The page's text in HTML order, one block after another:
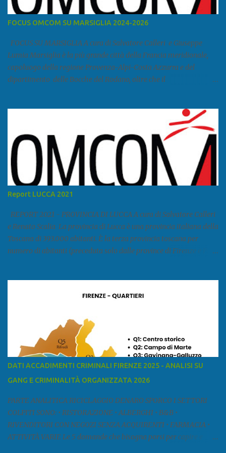
FOCUS OMCOM SU MARSIGLIA 2024-2026
FOCUS SU MARSIGLIA A cura di Salvatore Calleri e Giuseppe
Lumia Marsiglia è la più grande città della Francia meridionale,
capoluogo della regione Provenza-Alpi-Costa Azzurra e del
dipartimento delle Bocche del Rodano, oltre che il
come area metropolitana. Studiare quanto succede a Marsiglia è
molto importante per la geopolitica narcomafiosa perché
Marsiglia ha il porto in asse con la Corsica, Genova, Livorno e
Napoli e le banlieu gemellate con le periferie milanesi. Secondo il
rapporto della DCSA è uno dei principali scali del narcotraffico dal
sudamerica, in particolare Ecuador e Cile. Marsiglia è una città
multietnica, con un 40 per cento di islamici e nonostante questo e
nonostante il forte tasso di criminalità che attira molti giovani,
emerge a prescindere dalla religione una forte identità ...
Report LUCCA 2021
REPORT 2021 - PROVINCIA DI LUCCA A cura di Salvatore Calleri
e Renato Scalia La provincia di Lucca è una provincia italiana della
Toscana di 393.000 abitanti. È la terza provincia toscana per
numero di abitanti (preceduta solo dalle province di Firenze e Pisa)
a est con le province di Pistoia e di Firenze, a sud con la provincia di
Lucca Ÿ la Versilia Ÿ la Media Valle del Serchio Ÿ la Garfagnana
Fonte: wikipedia Presenze mafiose e criminali (principali) Le
presenze mafiose in provincia sono assai rilevanti. Si segnala che
nella relazione del 2001 della Commissione parlamentare
Livorno e Lucca agiscono i clan dei Fedele...” Dalla ricerc...
DATI ACCADIMENTI CRIMINALI FIRENZE 2025 - ANALISI SU
GANG E CRIMINALITÀ ORGANIZZATA 2026
PARTE ANALITICA RICICLAGGIO DENARO SPORCO I SETTORI
COLPITI SONO: • RISTORAZIONE • ALBERGHI • B&B •
RIVENDITORI CON NEGOZI SENZA ACQUIRENTI • FARMACIA •
ATTIVITÀ VARIE Le 5 domande che bisogna porsi per capire e